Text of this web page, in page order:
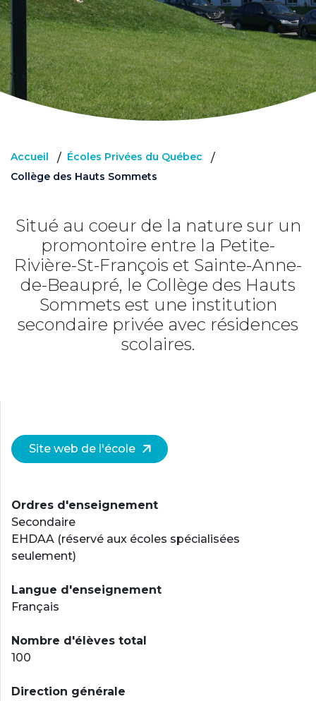
Accueil / Écoles Privées du Québec /
Collège des Hauts Sommets
Situé au coeur de la nature sur un
promontoire entre la Petite-
Rivière-St-François et Sainte-Anne-
de-Beaupré, le Collège des Hauts
Sommets est une institution
secondaire privée avec résidences
scolaires.
Site web de l'école
Ordres d'enseignement
Secondaire
EHDAA (réservé aux écoles spécialisées
seulement)
Langue d'enseignement
Français
Nombre d'élèves total
100
Direction générale